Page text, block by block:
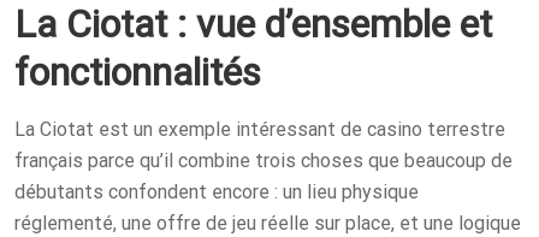
T
La Ciotat : vue d’ensemble et
fonctionnalités
La Ciotat est un exemple intéressant de casino terrestre
français parce qu’il combine trois choses que beaucoup de
débutants confondent encore : un lieu physique
réglementé, une offre de jeu réelle sur place, et une logique